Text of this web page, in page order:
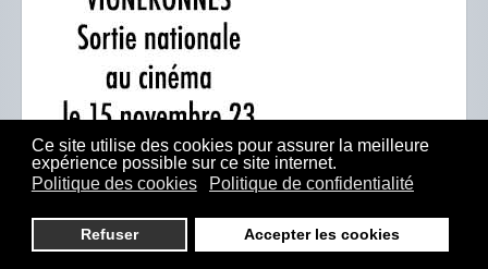
Ce site utilise des cookies pour assurer la meilleure
expérience possible sur ce site internet.
Politique des cookies
Politique de confidentialité
Refuser Accepter les cookies